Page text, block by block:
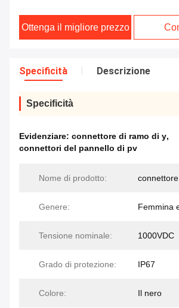
Ottenga il migliore prezzo
Specificità Descrizione
Specificità
Evidenziare: connettore di ramo di y,
connettori del pannello di pv
Nome di prodotto:
Genere: Femmina
Tensione nominale: 1000VDC
Grado di protezione: IP67
Colore: Il nero